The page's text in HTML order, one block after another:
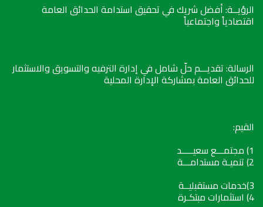
الرؤيــة: أفضل شريك في تحقيق استدامة الحدائق العامة
اقتصادياً واجتماعياً
الرسالة: تقديـــم حلّ شامل في إدارة الترفيه والتسويق والاستثمار
للحدائق العامة بمشاركة الإدارة المحلية
القيم:
1) مجتمـــع سعيـــــد
2) تنميـة مستدامـــة
3)خدمات مستقبليــة
4) استثمارات مبتكـرة